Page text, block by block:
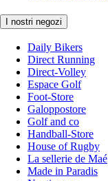
I nostri negozi
Daily Bikers
Direct Running
Direct-Volley
Espace Golf
Foot-Store
Galoppostore
Golf and co
Handball-Store
House of Rugby
La sellerie de Maé
Made in Paradis